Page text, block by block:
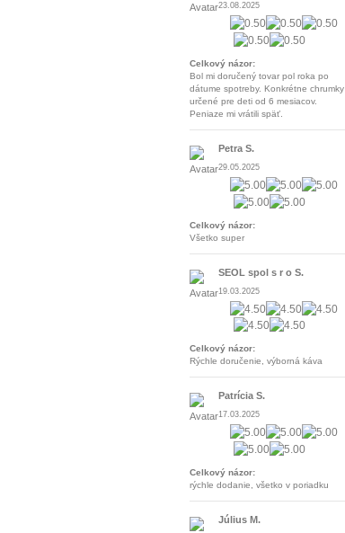
23.08.2025
Celkový názor:
Bol mi doručený tovar pol roka po
dátume spotreby. Konkrétne chrumky
určené pre deti od 6 mesiacov.
Peniaze mi vrátili späť.
Petra S.
29.05.2025
Celkový názor:
Všetko super
SEOL spol s r o S.
19.03.2025
Celkový názor:
Rýchle doručenie, výborná káva
Patrícia S.
17.03.2025
Celkový názor:
rýchle dodanie, všetko v poriadku
Július M.